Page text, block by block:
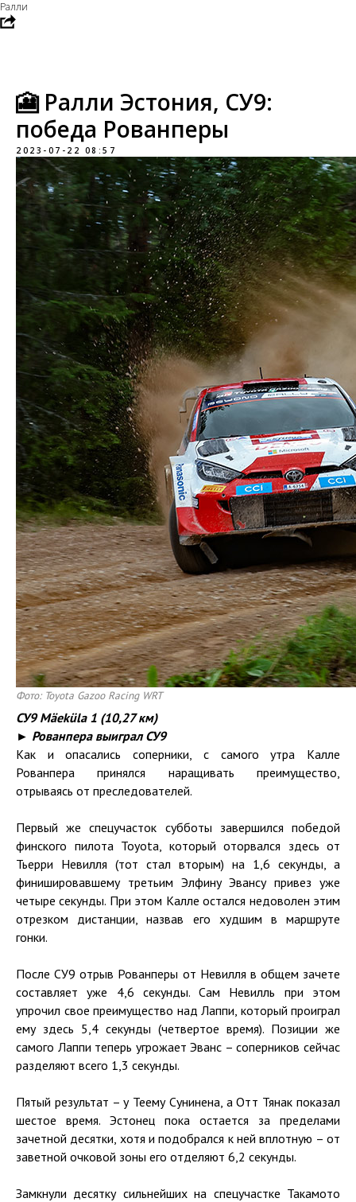
Ралли
🎦 Ралли Эстония, СУ9:
победа Рованперы
2023-07-22 08:57
Фото: Toyota Gazoo Racing WRT
СУ9 Mäeküla 1 (10,27 км)
► Рованпера выиграл СУ9
Как и опасались соперники, с самого утра Калле
Рованпера принялся наращивать преимущество,
отрываясь от преследователей.
Первый же спецучасток субботы завершился победой
финского пилота Toyota, который оторвался здесь от
Тьерри Невилля (тот стал вторым) на 1,6 секунды, а
финишировавшему третьим Элфину Эвансу привез уже
четыре секунды. При этом Калле остался недоволен этим
отрезком дистанции, назвав его худшим в маршруте
гонки.
После СУ9 отрыв Рованперы от Невилля в общем зачете
составляет уже 4,6 секунды. Сам Невилль при этом
упрочил свое преимущество над Лаппи, который проиграл
ему здесь 5,4 секунды (четвертое время). Позиции же
самого Лаппи теперь угрожает Эванс – соперников сейчас
разделяют всего 1,3 секунды.
Пятый результат – у Теему Сунинена, а Отт Тянак показал
шестое время. Эстонец пока остается за пределами
зачетной десятки, хотя и подобрался к ней вплотную – от
заветной очковой зоны его отделяют 6,2 секунды.
Замкнули десятку сильнейших на спецучастке Такамото